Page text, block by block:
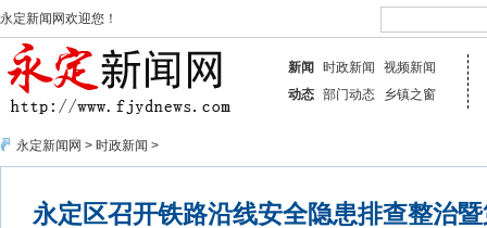
永定新闻网欢迎您！
新闻 时政新闻
视频新闻
动态 部门动态 乡镇之窗
永定新闻网 > 时政新闻 >
永定区召开铁路沿线安全隐患排查整治